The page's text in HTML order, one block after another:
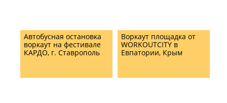
Автобусная остановка
воркаут на фестивале
КАРДО, г. Ставрополь
Воркаут площадка от
WORKOUTCITY в
Евпатории, Крым